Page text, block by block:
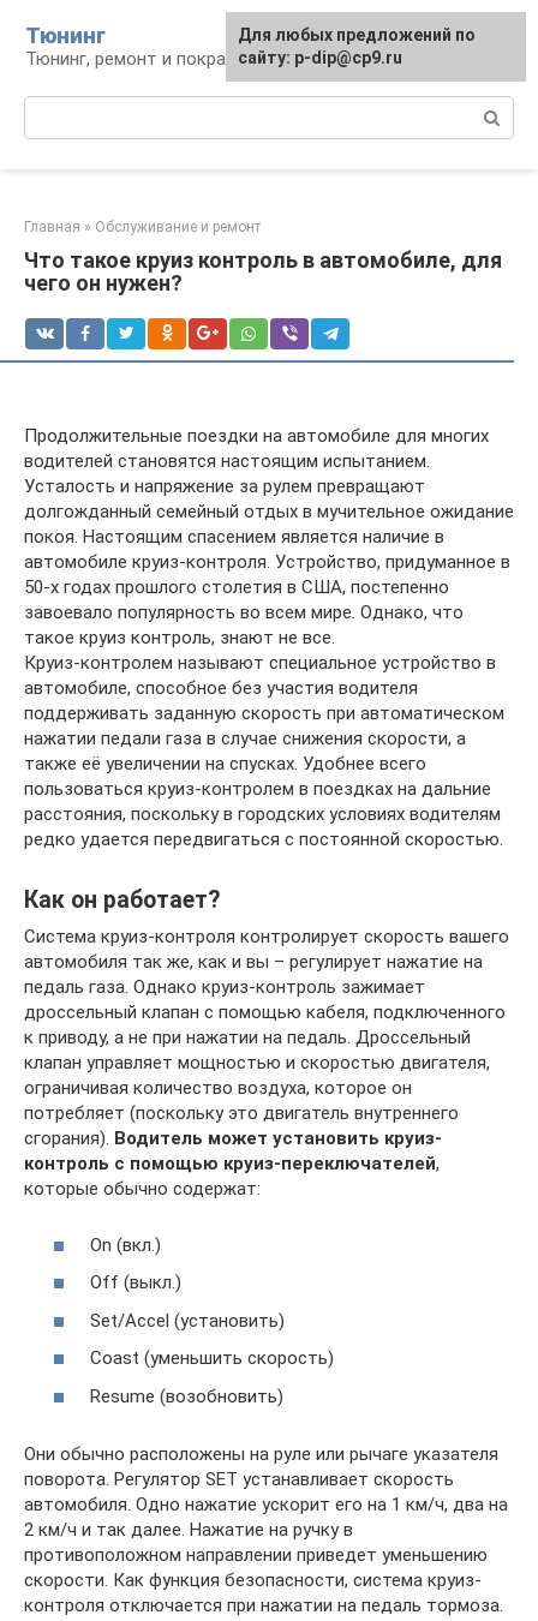
контенту
Тюнинг
Тюнинг, ремонт и покраска автомобиля
Главная » Обслуживание и ремонт
Что такое круиз контроль в автомобиле, для
чего он нужен?
Продолжительные поездки на автомобиле для многих
водителей становятся настоящим испытанием.
Усталость и напряжение за рулем превращают
долгожданный семейный отдых в мучительное ожидание
покоя. Настоящим спасением является наличие в
автомобиле круиз-контроля. Устройство, придуманное в
50-х годах прошлого столетия в США, постепенно
завоевало популярность во всем мире. Однако, что
такое круиз контроль, знают не все.
Круиз-контролем называют специальное устройство в
автомобиле, способное без участия водителя
поддерживать заданную скорость при автоматическом
нажатии педали газа в случае снижения скорости, а
также её увеличении на спусках. Удобнее всего
пользоваться круиз-контролем в поездках на дальние
расстояния, поскольку в городских условиях водителям
редко удается передвигаться с постоянной скоростью.
Как он работает?
Система круиз-контроля контролирует скорость вашего
автомобиля так же, как и вы – регулирует нажатие на
педаль газа. Однако круиз-контроль зажимает
дроссельный клапан с помощью кабеля, подключенного
к приводу, а не при нажатии на педаль. Дроссельный
клапан управляет мощностью и скоростью двигателя,
ограничивая количество воздуха, которое он
потребляет (поскольку это двигатель внутреннего
сгорания). Водитель может установить круиз-
контроль с помощью круиз-переключателей,
которые обычно содержат:
On (вкл.)
Off (выкл.)
Set/Accel (установить)
Coast (уменьшить скорость)
Resume (возобновить)
Они обычно расположены на руле или рычаге указателя
поворота. Регулятор SET устанавливает скорость
автомобиля. Одно нажатие ускорит его на 1 км/ч, два на
2 км/ч и так далее. Нажатие на ручку в
противоположном направлении приведет уменьшению
скорости. Как функция безопасности, система круиз-
контроля отключается при нажатии на педаль тормоза.
Для любых предложений по
сайту: p-dip@cp9.ru